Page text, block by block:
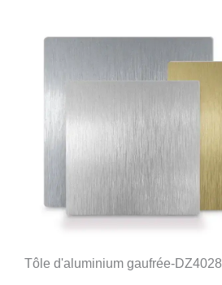
Tôle d'aluminium gaufrée-DZ4028